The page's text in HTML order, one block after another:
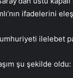
ifadelerini
ilelebet
şu şekilde oldu: